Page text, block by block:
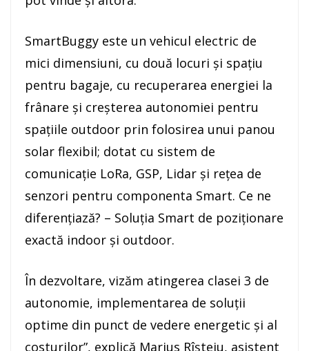
SmartBuggy este un vehicul electric de
mici dimensiuni, cu două locuri și spațiu
pentru bagaje, cu recuperarea energiei la
frânare și creșterea autonomiei pentru
spațiile outdoor prin folosirea unui panou
solar flexibil; dotat cu sistem de
comunicație LoRa, GSP, Lidar și rețea de
senzori pentru componenta Smart. Ce ne
diferențiază? – Soluția Smart de poziționare
exactă indoor și outdoor.
În dezvoltare, vizăm atingerea clasei 3 de
autonomie, implementarea de soluții
optime din punct de vedere energetic și al
costurilor”, explică Marius Rîșteiu, asistent